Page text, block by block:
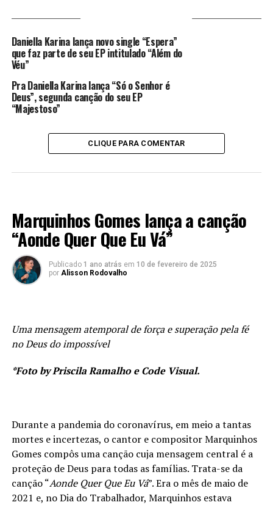
Daniella Karina lança novo single “Espera”
que faz parte de seu EP intitulado “Além do
Véu”
Pra Daniella Karina lança “Só o Senhor é
Deus”, segunda canção do seu EP
“Majestoso”
CLIQUE PARA COMENTAR
Marquinhos Gomes lança a canção
“Aonde Quer Que Eu Vá”
Publicado 1 ano atrás em 10 de fevereiro de 2025
por Alisson Rodovalho
Uma mensagem atemporal de força e superação pela fé
no Deus do impossível
*Foto by Priscila Ramalho e Code Visual.
Durante a pandemia do coronavírus, em meio a tantas
mortes e incertezas, o cantor e compositor Marquinhos
Gomes compôs uma canção cuja mensagem central é a
proteção de Deus para todas as famílias. Trata-se da
canção “Aonde Quer Que Eu Vá”. Era o mês de maio de
2021 e, no Dia do Trabalhador, Marquinhos estava